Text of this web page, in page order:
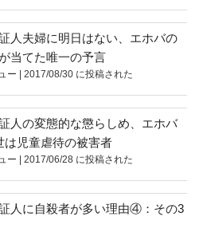
人夫婦に明日はない、エホバの
当てた唯一の予言
ー 2017/08/30 に投稿された
人の変態的な懲らしめ、エホバ
は児童虐待の被害者
ー 2017/06/28 に投稿された
人に自殺者が多い理由④：その3